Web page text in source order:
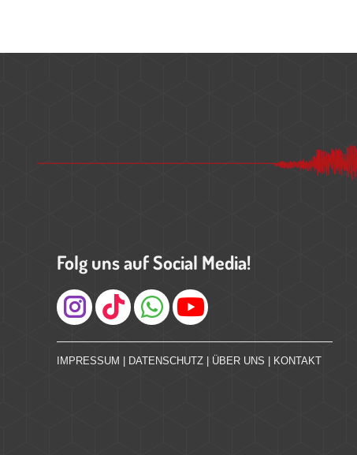
Folg uns auf Social Media!
Instagram
IMPRESSUM DATENSCHUTZ ÜBER UNS KONTAKT